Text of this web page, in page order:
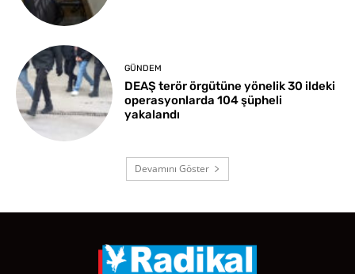
GÜNDEM
DEAŞ terör örgütüne yönelik 30 ildeki
operasyonlarda 104 şüpheli
yakalandı
Devamını Göster